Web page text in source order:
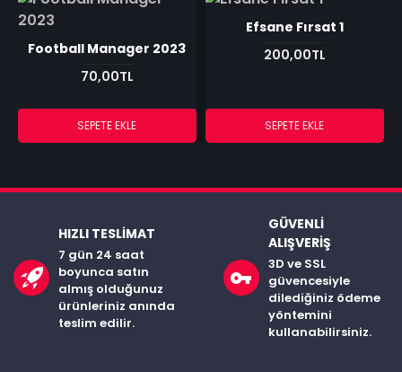
Football Manager 2023
70,00TL
SEPETE EKLE
Efsane Fırsat 1
200,00TL
SEPETE EKLE
HIZLI TESLIMAT
7 gün 24 saat
boyunca satın
almış olduğunuz
ürünleriniz anında
teslim edilir.
GÜVENLI
ALIŞVERIŞ
3D ve SSL
güvencesiyle
dilediğiniz ödeme
yöntemini
kullanabilirsiniz.